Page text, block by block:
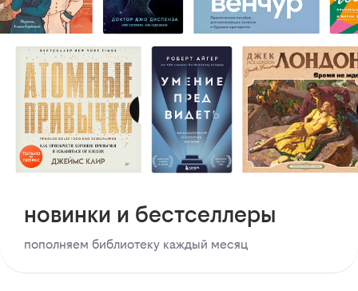
новинки и бестселлеры
пополняем библиотеку каждый месяц